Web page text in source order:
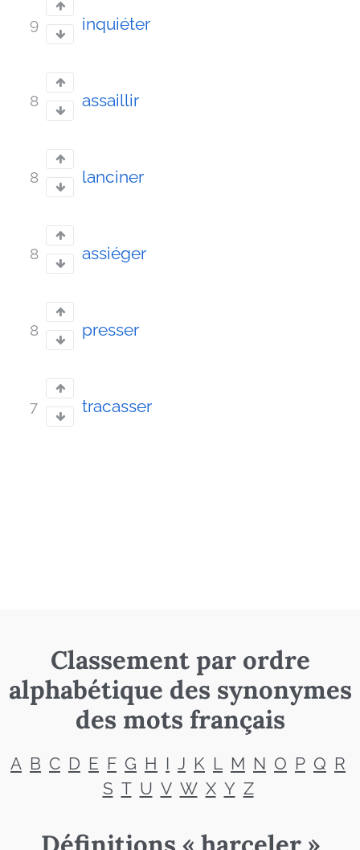
9 inquiéter
8 assaillir
8 lanciner
8 assiéger
8 presser
7 tracasser
Classement par ordre
alphabétique des synonymes
des mots français
A B C D E F G H I J K L M N O P Q R
S T U V W X Y Z